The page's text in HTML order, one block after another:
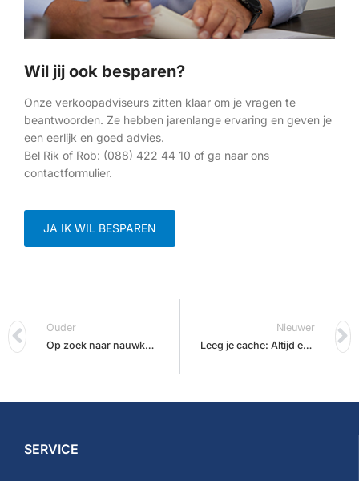
Wil jij ook besparen?
Onze verkoopadviseurs zitten klaar om je vragen te
beantwoorden. Ze hebben jarenlange ervaring en geven je
een eerlijk en goed advies.
Bel Rik of Rob: (088) 422 44 10 of ga naar ons
contactformulier.
JA IK WIL BESPAREN
Ouder
Op zoek naar nauwkeurige pipet kalibratie?
Nieuwer
Leeg je cache: Altijd een optimale STIMAG website!
SERVICE